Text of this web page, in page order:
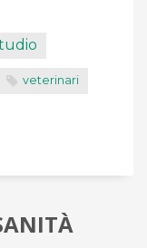
veterinari